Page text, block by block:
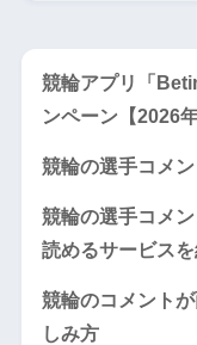
競輪アプリ「
ンペーン【2026年
競輪の選手コメ
競輪の選手コメ
読めるサービス
競輪のコメント
しみ方